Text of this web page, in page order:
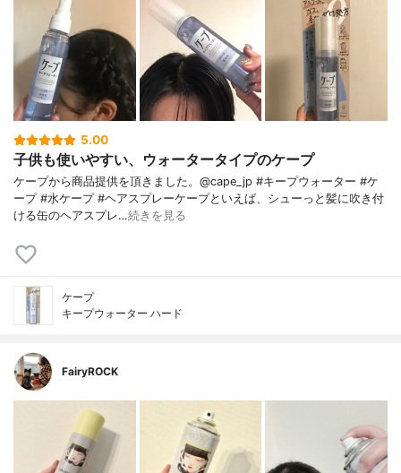
5.00
子供も使いやすい、ウォータータイプのケープ
ケープから商品提供を頂きました。@cape_jp #キープウォーター #ケ
ープ #水ケープ #ヘアスプレーケープといえば、シューっと髪に吹き付
ける缶のヘアスプレ…続きを見る
ケープ
キープウォーター ハード
FairyROCK